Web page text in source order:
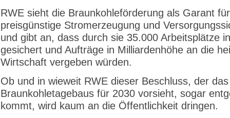
RWE sieht die Braunkohleförderung als Garant für
preisgünstige Stromerzeugung und
und gibt an, dass durch sie 35.000 Arbeitsplätze
gesichert und Aufträge in Milliardenhöhe an die
Wirtschaft vergeben würden.
Ob und in wieweit RWE dieser Beschluss, der
Braunkohletagebaus für 2030 vorsieht, sogar
kommt, wird kaum an die Öffentlichkeit dringen.